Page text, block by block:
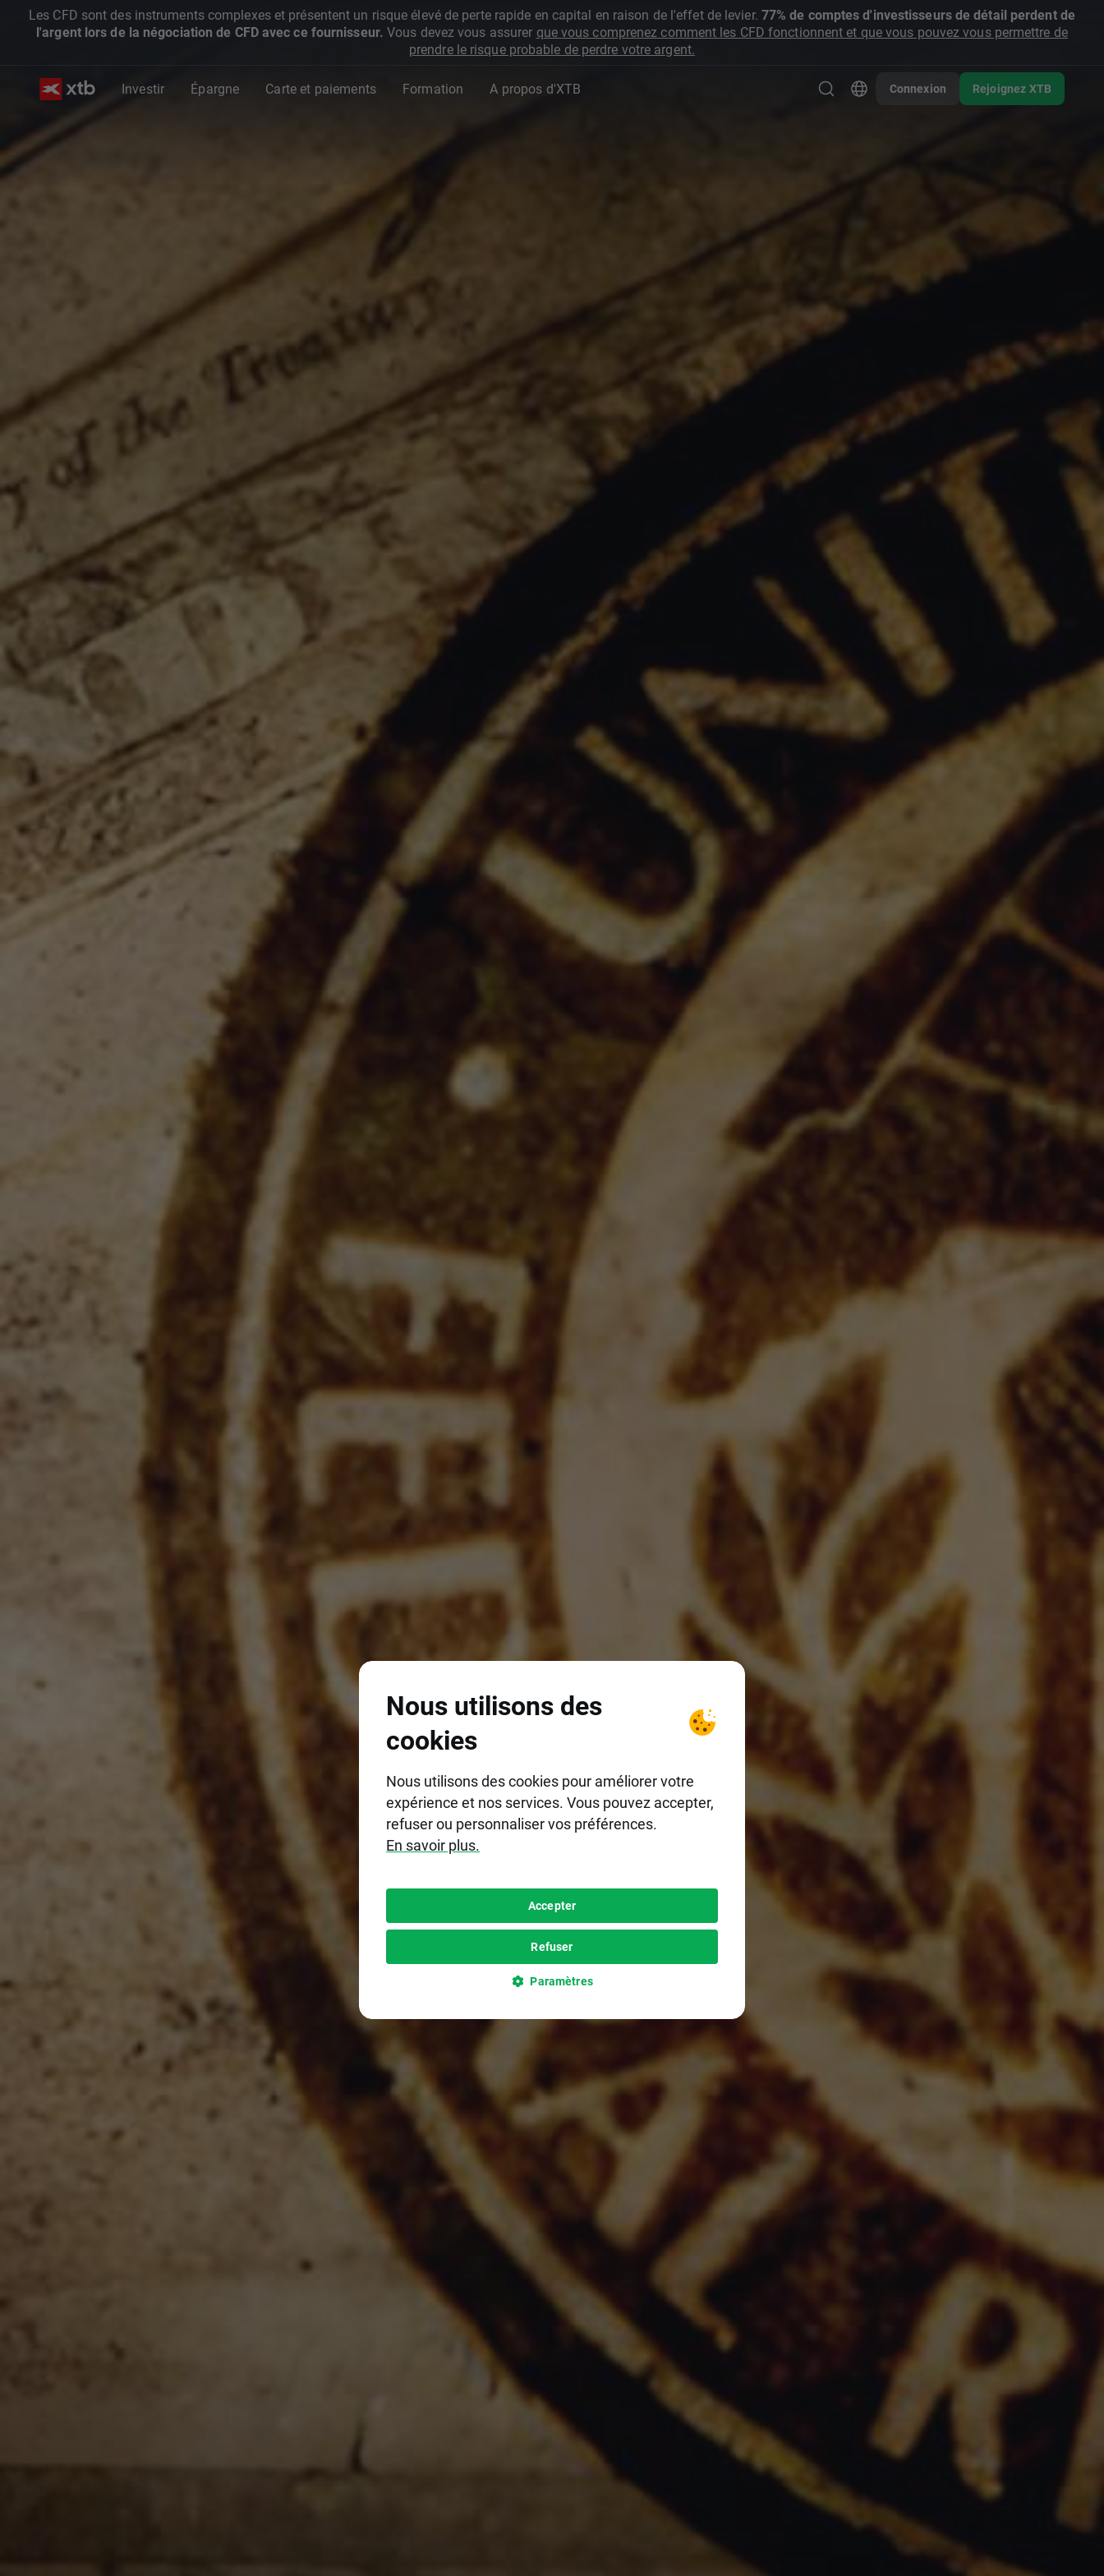
Les CFD sont des instruments complexes et présentent un risque élevé de perte rapide en capital en raison de l'effet de levier. 77% de comptes d'investisseurs de détail perdent de
l'argent lors de la négociation de CFD avec ce fournisseur. Vous devez vous assurer que vous comprenez comment les CFD fonctionnent et que vous pouvez vous permettre de
prendre le risque probable de perdre votre argent.
Investir Épargne Carte et paiements Formation A propos d'XTB Connexion Rejoignez XTB
Nous utilisons des
cookies
Nous utilisons des cookies pour améliorer votre
expérience et nos services. Vous pouvez accepter,
refuser ou personnaliser vos préférences.
En savoir plus.
Accepter
Refuser
Paramètres